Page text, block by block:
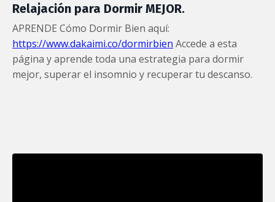
Relajación para Dormir MEJOR.
APRENDE Cómo Dormir Bien aquí:
https://www.dakaimi.co/dormirbien Accede a esta
página y aprende toda una estrategia para dormir
mejor, superar el insomnio y recuperar tu descanso.